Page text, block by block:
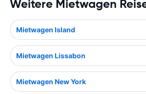
Weitere Mietwagen
Mietwagen Island
Mietwagen Lissabon
Mietwagen New York